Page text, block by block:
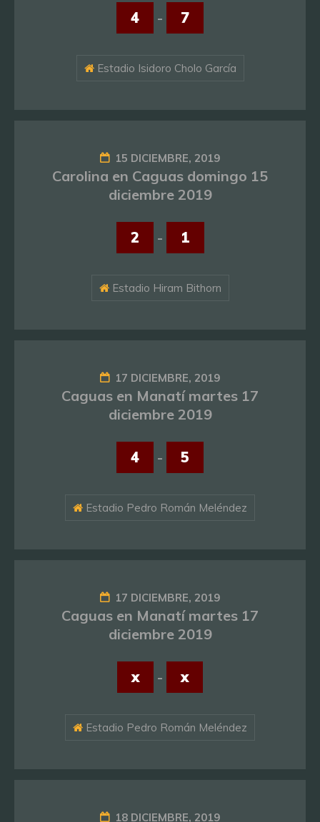
4 - 7
Estadio Isidoro Cholo García
15 DICIEMBRE, 2019
Carolina en Caguas domingo 15
diciembre 2019
2 - 1
Estadio Hiram Bithorn
17 DICIEMBRE, 2019
Caguas en Manatí martes 17
diciembre 2019
4 - 5
Estadio Pedro Román Meléndez
17 DICIEMBRE, 2019
Caguas en Manatí martes 17
diciembre 2019
x - x
Estadio Pedro Román Meléndez
18 DICIEMBRE, 2019